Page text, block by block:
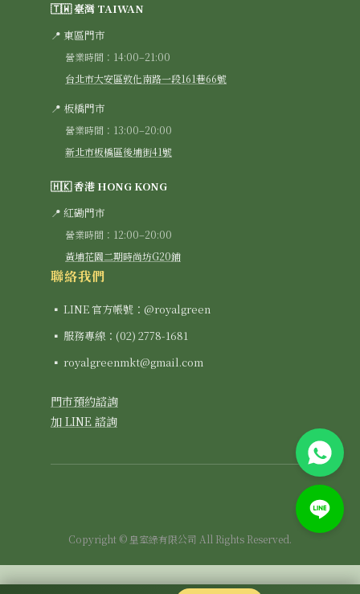
🇹🇼 臺灣 TAIWAN
📍 東區門市
營業時間：14:00–21:00
台北市大安區敦化南路一段161巷66號
📍 板橋門市
營業時間：13:00–20:00
新北市板橋區後埔街41號
🇭🇰 香港 HONG KONG
📍 紅磡門市
營業時間：12:00–20:00
黃埔花園二期時尚坊G20鋪
聯絡我們
▪ LINE 官方帳號：@royalgreen
▪ 服務專線：(02) 2778-1681
▪ royalgreenmkt@gmail.com
門市預約諮詢
加 LINE 諮詢
Copyright © 皇室綠有限公司 All Rights Reserved.